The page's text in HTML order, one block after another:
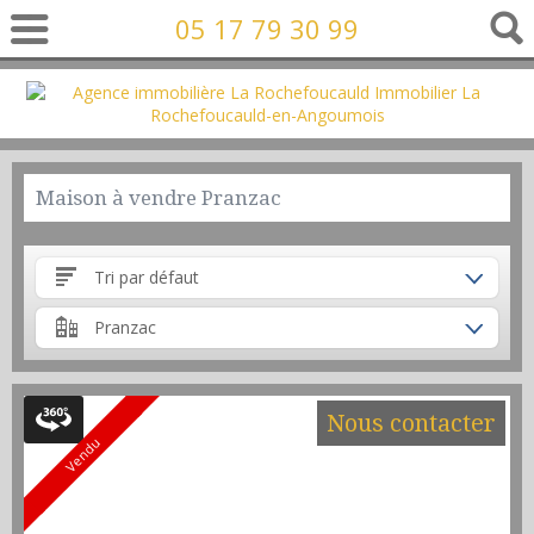
05 17 79 30 99
Maison à vendre Pranzac
Tri par défaut
Pranzac
Vendu
Nous contacter